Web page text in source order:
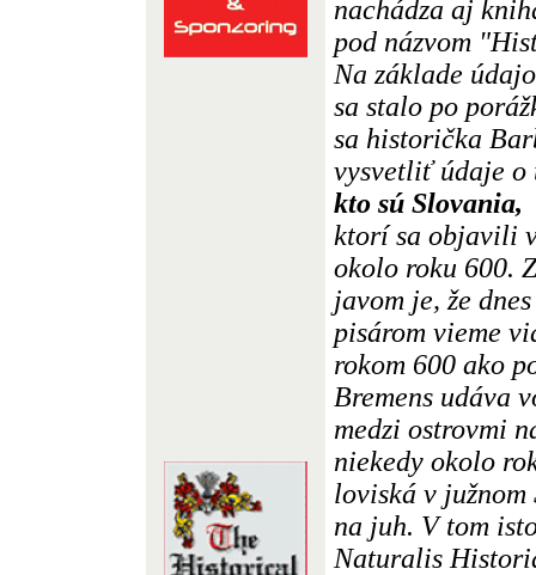
nachádza aj
pod názvom
Na základe
sa stalo po
sa historička
vysvetliť údaje o
kto sú Slovania,
ktorí sa objavili
okolo roku 600.
javom je, že
pisárom vieme
rokom 600 ako
Bremens udáva
medzi ostrovmi
niekedy okolo
loviská v južnom
na juh. V tom
Naturalis